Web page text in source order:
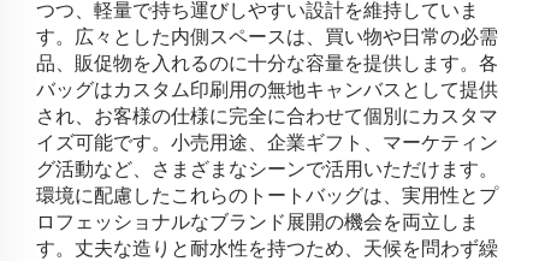
つつ、軽量で持ち運びしやすい設計を維持していま
す。広々とした内側スペースは、買い物や日常の必需
品、販促物を入れるのに十分な容量を提供します。各
バッグはカスタム印刷用の無地キャンバスとして提供
され、お客様の仕様に完全に合わせて個別にカスタマ
イズ可能です。小売用途、企業ギフト、マーケティン
グ活動など、さまざまなシーンで活用いただけます。
環境に配慮したこれらのトートバッグは、実用性とプ
ロフェッショナルなブランド展開の機会を両立しま
す。丈夫な造りと耐水性を持つため、天候を問わず繰